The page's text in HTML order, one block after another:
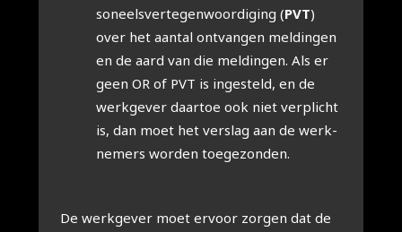
so­neels­ver­te­gen­woor­di­ging (PVT)
over het aan­tal ont­van­gen mel­din­gen
en de aard van die mel­din­gen. Als er
geen OR of PVT is inge­steld, en de
werk­ge­ver daar­toe ook niet ver­plicht
is, dan moet het ver­slag aan de werk­
ne­mers wor­den toe­ge­zon­den.
De werk­ge­ver moet ervoor zor­gen dat de